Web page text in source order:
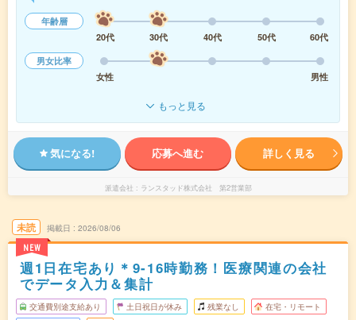
年齢層
20代
30代 40代 50代
60代
男女比率
女性
男性
もっと見る
気になる! 応募へ進む 詳しく見る
派遣会社 ランスタッド株式会社 第2営業部
未読
NEW
掲載日 2026/08/06
週1日在宅あり＊9-16時勤務！医療関連の会社
でデータ入力＆集計
交通費別途支給あり 土日祝日が休み 残業なし 在宅・リモート